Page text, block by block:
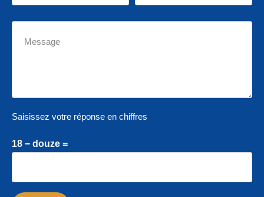
Saisissez votre réponse en chiffres
18 − douze =